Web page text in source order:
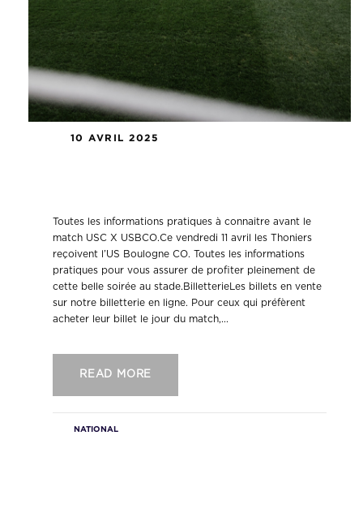
10 AVRIL 2025
Toutes les informations pratiques à connaitre avant le
match USC X USBCO.Ce vendredi 11 avril les Thoniers
reçoivent l’US Boulogne CO. Toutes les informations
pratiques pour vous assurer de profiter pleinement de
cette belle soirée au stade.BilletterieLes billets en vente
sur notre billetterie en ligne. Pour ceux qui préfèrent
acheter leur billet le jour du match,...
READ MORE
NATIONAL